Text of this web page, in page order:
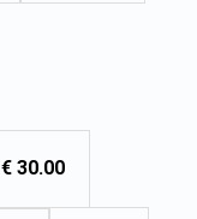
€ 30.00